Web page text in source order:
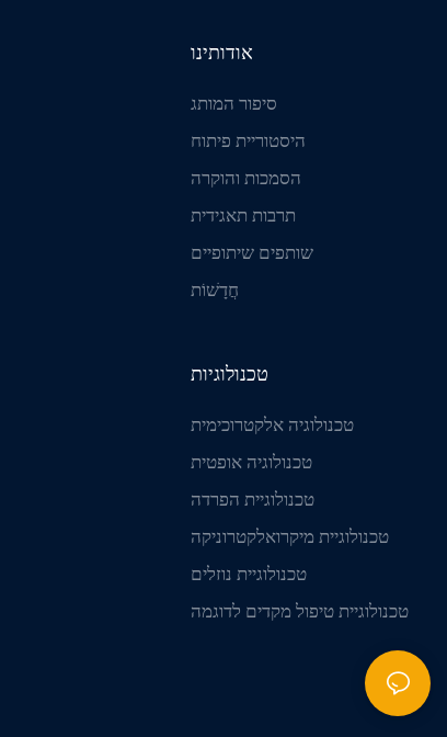
אודותינו
סיפור המותג
היסטוריית פיתוח
הסמכות והוקרה
תרבות תאגידית
שותפים שיתופיים
חֲדָשׁוֹת
טכנולוגיות
טכנולוגיה אלקטרוכימית
טכנולוגיה אופטית
טכנולוגיית הפרדה
טכנולוגיית מיקרואלקטרוניקה
טכנולוגיית נוזלים
טכנולוגיית טיפול מקדים לדוגמה